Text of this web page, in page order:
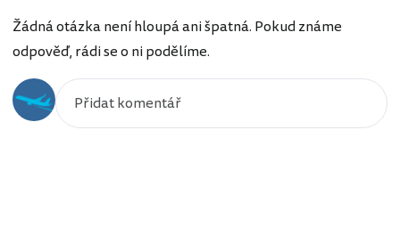
Žádná otázka není hloupá ani špatná. Pokud známe
odpověď, rádi se o ni podělíme.